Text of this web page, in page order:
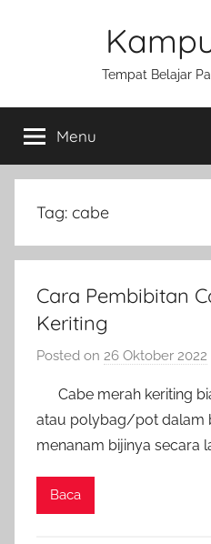
Tempat Belajar
Menu
Tag: cabe
Cara Pembibitan
Keriting
Posted on 26 Oktober 2022
Cabe merah keriting
atau polybag/pot dalam
menanam bijinya secara
Baca